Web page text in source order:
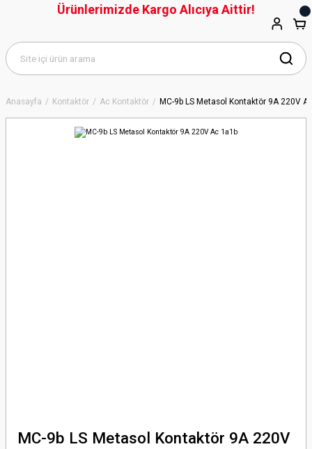
Anasayfa Kontaktör Ac Kontaktör MC-9b LS Metasol Kontaktör 9A 220V
MC-9b LS Metasol Kontaktör 9A 220V
Ürünlerimizde Kargo Alıcıya Aittir!